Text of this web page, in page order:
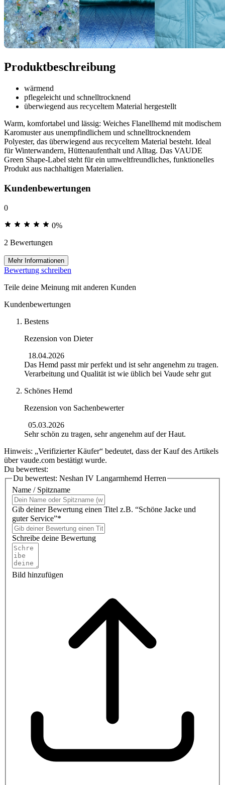
Produktbeschreibung
wärmend
pflegeleicht und schnelltrocknend
überwiegend aus recyceltem Material hergestellt
Warm, komfortabel und lässig: Weiches Flanellhemd mit modischem
Karomuster aus unempfindlichem und schnelltrocknendem
Polyester, das überwiegend aus recyceltem Material besteht. Ideal
für Winterwandern, Hüttenaufenthalt und Alltag. Das VAUDE
Green Shape-Label steht für ein umweltfreundliches, funktionelles
Produkt aus nachhaltigen Materialien.
Kundenbewertungen
0
0%
2 Bewertungen
Mehr Informationen
Bewertung schreiben
Teile deine Meinung mit anderen Kunden
Kundenbewertungen
Bestens
Rezension von Dieter
18.04.2026
Das Hemd passt mir perfekt und ist sehr angenehm zu tragen.
Verarbeitung und Qualität ist wie üblich bei Vaude sehr gut
Schönes Hemd
Rezension von Sachenbewerter
05.03.2026
Sehr schön zu tragen, sehr angenehm auf der Haut.
Hinweis: „Verifizierter Käufer“ bedeutet, dass der Kauf des Artikels
über vaude.com bestätigt wurde.
Du bewertest:
Du bewertest: Neshan IV Langarmhemd Herren
Name / Spitzname
Gib deiner Bewertung einen Titel z.B. “Schöne Jacke und
guter Service”*
Schreibe deine Bewertung
Bild hinzufügen